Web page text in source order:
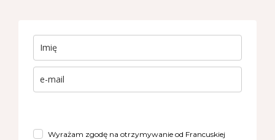
Wyrażam zgodę na otrzymywanie od Francuskiej